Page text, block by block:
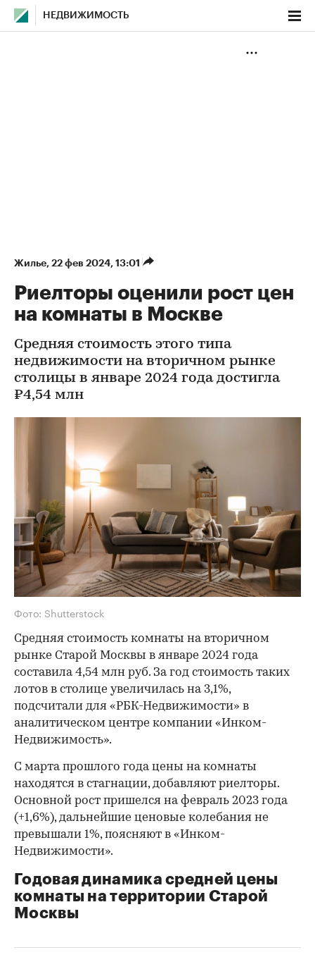
НЕДВИЖИМОСТЬ
Жилье⁠, 22 фев 2024, 13:01
Риелторы оценили рост цен
на комнаты в Москве
Средняя стоимость этого типа
недвижимости на вторичном рынке
столицы в январе 2024 года достигла
₽4,54 млн
Фото: Shutterstock
Средняя стоимость комнаты на вторичном
рынке Старой Москвы в январе 2024 года
составила 4,54 млн руб. За год стоимость таких
лотов в столице увеличилась на 3,1%,
подсчитали для «РБК-Недвижимости» в
аналитическом центре компании «Инком-
Недвижимость».
С марта прошлого года цены на комнаты
находятся в стагнации, добавляют риелторы.
Основной рост пришелся на февраль 2023 года
(+1,6%), дальнейшие ценовые колебания не
превышали 1%, поясняют в «Инком-
Недвижимости».
Годовая динамика средней цены
комнаты на территории Старой
Москвы